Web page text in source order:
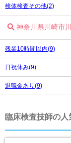
検体検査その他(2)
神奈川県川崎市
残業10時間以内(9)
日祝休み(9)
退職金あり(9)
臨床検査技師の人